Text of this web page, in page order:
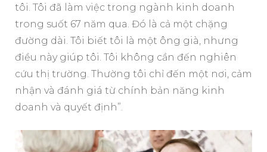
tôi. Tôi đã làm việc trong ngành kinh doanh
trong suốt 67 năm qua. Đó là cả một chặng
đường dài. Tôi biết tôi là một ông già, nhưng
điều này giúp tôi. Tôi không cần đến nghiên
cứu thị trường. Thường tôi chỉ đến một nơi, cảm
nhận và đánh giá từ chính bản năng kinh
doanh và quyết định”.